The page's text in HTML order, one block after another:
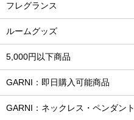
フレグランス
ルームグッズ
5,000円以下商品
GARNI：即日購入可能商品
GARNI：ネックレス・ペンダント